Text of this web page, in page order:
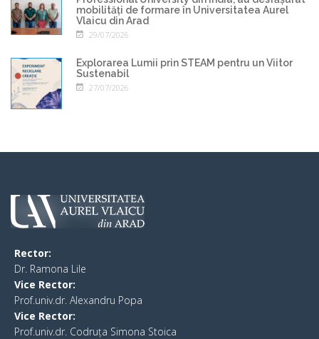
mobilități de formare în Universitatea Aurel
Vlaicu din Arad
29/07/2026
Explorarea Lumii prin STEAM pentru un Viitor
Sustenabil
27/07/2026
Rector:
​Dr. Ramona Lile
Vice Rector:
Prof.univ.dr. Alexandru Popa
Vice Rector:
Prof.univ.dr. Codruța Simona Stoica